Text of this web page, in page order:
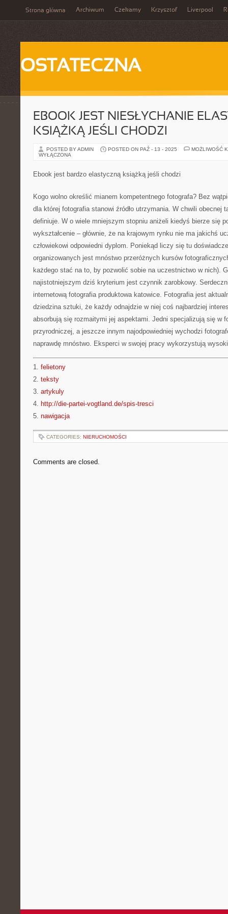
Strona główna Archiwum Czekamy Krzysztof Liverpool
OSTATECZNA
EBOOK JEST NIESŁYCHANIE
KSIĄŻKĄ JEŚLI CHODZI
POSTED BY ADMIN POSTED ON PAŹ - 13 - 2025
MOŻLIWOŚĆ
WYŁĄCZONA
Ebook jest bardzo elastyczną książką jeśli chodzi
Kogo wolno określić mianem kompetentnego fotografa? Bez
dla której fotografia stanowi źródło utrzymania. W chwili obecnej
definiuje. W o wiele mniejszym stopniu aniżeli kiedyś bierze się
wykształcenie – głównie, że na krajowym rynku nie ma jakichś
człowiekowi odpowiedni dyplom. Poniekąd liczy się tu
organizowanych jest mnóstwo przeróżnych kursów
każdego stać na to, by pozwolić sobie na uczestnictwo w nich).
najistotniejszym dziś kryterium jest czynnik zarobkowy.
internetową fotografia produktowa katowice. Fotografia jest
dziedzina sztuki, że każdy odnajdzie w niej coś najbardziej
absorbują się rozmaitymi jej aspektami. Jedni specjalizują się w
przyrodniczej, a jeszcze innym najodpowiedniej wychodzi
naprawdę mnóstwo. Eksperci w swojej pracy wykorzystują
1. felietony
2. teksty
3. artykuly
4. http://die-partei-vogtland.de/spis-tresci
5. nawigacja
CATEGORIES: NIERUCHOMOŚCI
Comments are closed.